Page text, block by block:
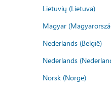
Lietuvių (Lietuva)
Magyar
Nederlands (België)
Nederlands
Norsk (Norge)